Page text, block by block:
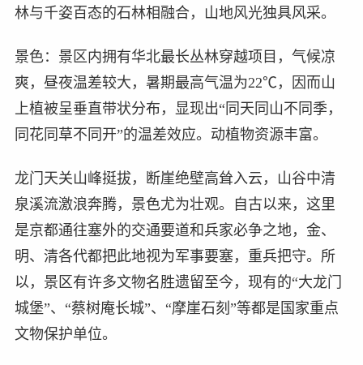
林与千姿百态的石林相融合，山地风光独具风采。
景色：景区内拥有华北最长丛林穿越项目，气候凉
爽，昼夜温差较大，暑期最高气温为22℃，因而山
上植被呈垂直带状分布，显现出“同天同山不同季，
同花同草不同开”的温差效应。动植物资源丰富。
龙门天关山峰挺拔，断崖绝壁高耸入云，山谷中清
泉溪流激浪奔腾，景色尤为壮观。自古以来，这里
是京都通往塞外的交通要道和兵家必争之地，金、
明、清各代都把此地视为军事要塞，重兵把守。所
以，景区有许多文物名胜遗留至今，现有的“大龙门
城堡”、“蔡树庵长城”、“摩崖石刻”等都是国家重点
文物保护单位。